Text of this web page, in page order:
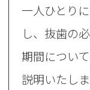
一人ひとり
し、抜歯の
期間につい
説明いたしま